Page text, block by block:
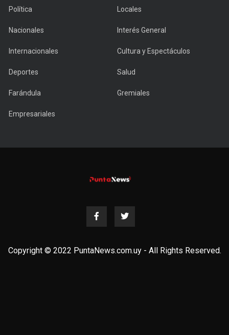
Política Locales
Nacionales Interés General
Internacionales Cultura y Espectáculos
Deportes Salud
Farándula Gremiales
Empresariales
Copyright © 2022 PuntaNews.com.uy - All Rights Reserved.